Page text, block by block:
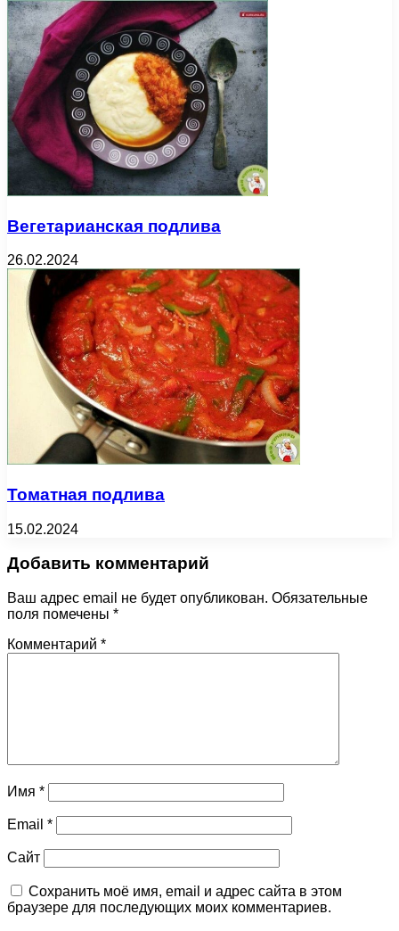
Вегетарианская подлива
26.02.2024
Томатная подлива
15.02.2024
Добавить комментарий
Ваш адрес email не будет опубликован. Обязательные
поля помечены *
Комментарий *
Имя *
Email *
Сайт
Сохранить моё имя, email и адрес сайта в этом
браузере для последующих моих комментариев.